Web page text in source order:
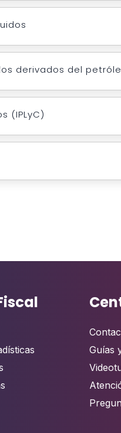
derivados del
(IPLyC)
Guías